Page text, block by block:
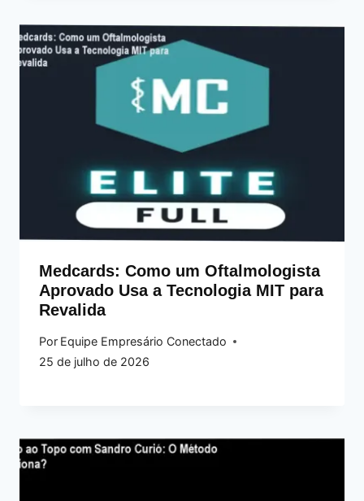
Medcards: Como um Oftalmologista
Aprovado Usa a Tecnologia MIT para
Revalida
Por Equipe Empresário Conectado
25 de julho de 2026